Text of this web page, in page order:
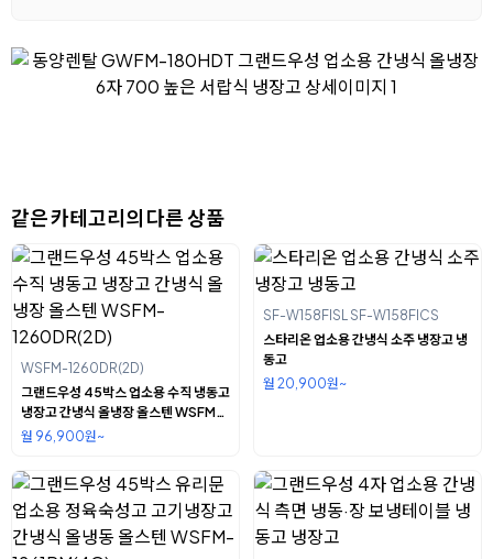
같은 카테고리의 다른 상품
WSFM-1260DR(2D)
그랜드우성 45박스 업소용 수직 냉동고
냉장고 간냉식 올냉장 올스텐 WSFM-
1260DR(2D)
월 96,900원~
SF-W158FISL SF-W158FICS
스타리온 업소용 간냉식 소주 냉장고 냉
동고
월 20,900원~